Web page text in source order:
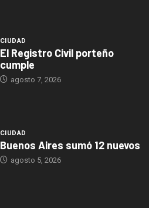
CIUDAD
El Registro Civil porteño
cumple
agosto 7, 2026
CIUDAD
Buenos Aires sumó 12 nuevos
agosto 5, 2026